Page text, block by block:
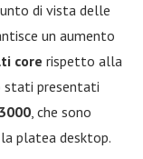
di vista delle
un aumento
core rispetto alla
stati presentati
, che sono
platea desktop.